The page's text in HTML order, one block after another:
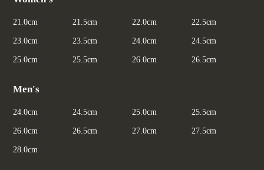
21.0cm 21.5cm 22.0cm 22.5cm
23.0cm 23.5cm 24.0cm 24.5cm
25.0cm 25.5cm 26.0cm 26.5cm
Men's
24.0cm 24.5cm 25.0cm 25.5cm
26.0cm 26.5cm 27.0cm 27.5cm
28.0cm